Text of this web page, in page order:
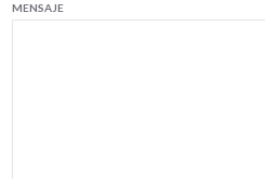
MENSAJE